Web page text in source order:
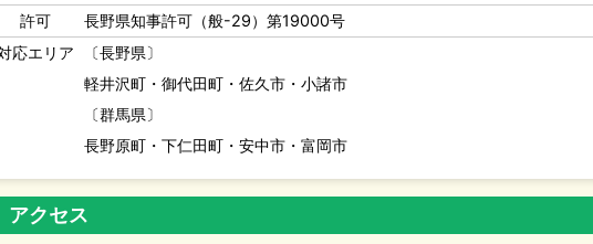
許可
長野県知事許可（般-29）第19000号
応エリア
〔長野県〕
軽井沢町・御代田町・佐久市・小諸市
〔群馬県〕
長野原町・下仁田町・安中市・富岡市
アクセス